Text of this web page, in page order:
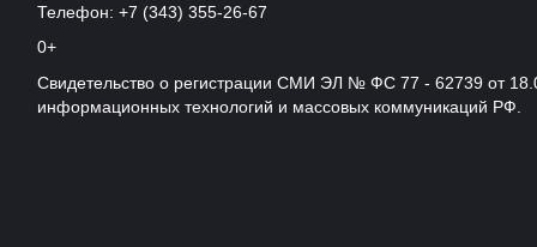
Телефон: +7 (343) 355-26-67
0+
Свидетельство о регистрации СМИ ЭЛ № ФС 77 - 62739 от
информационных технологий и массовых коммуникаций РФ.